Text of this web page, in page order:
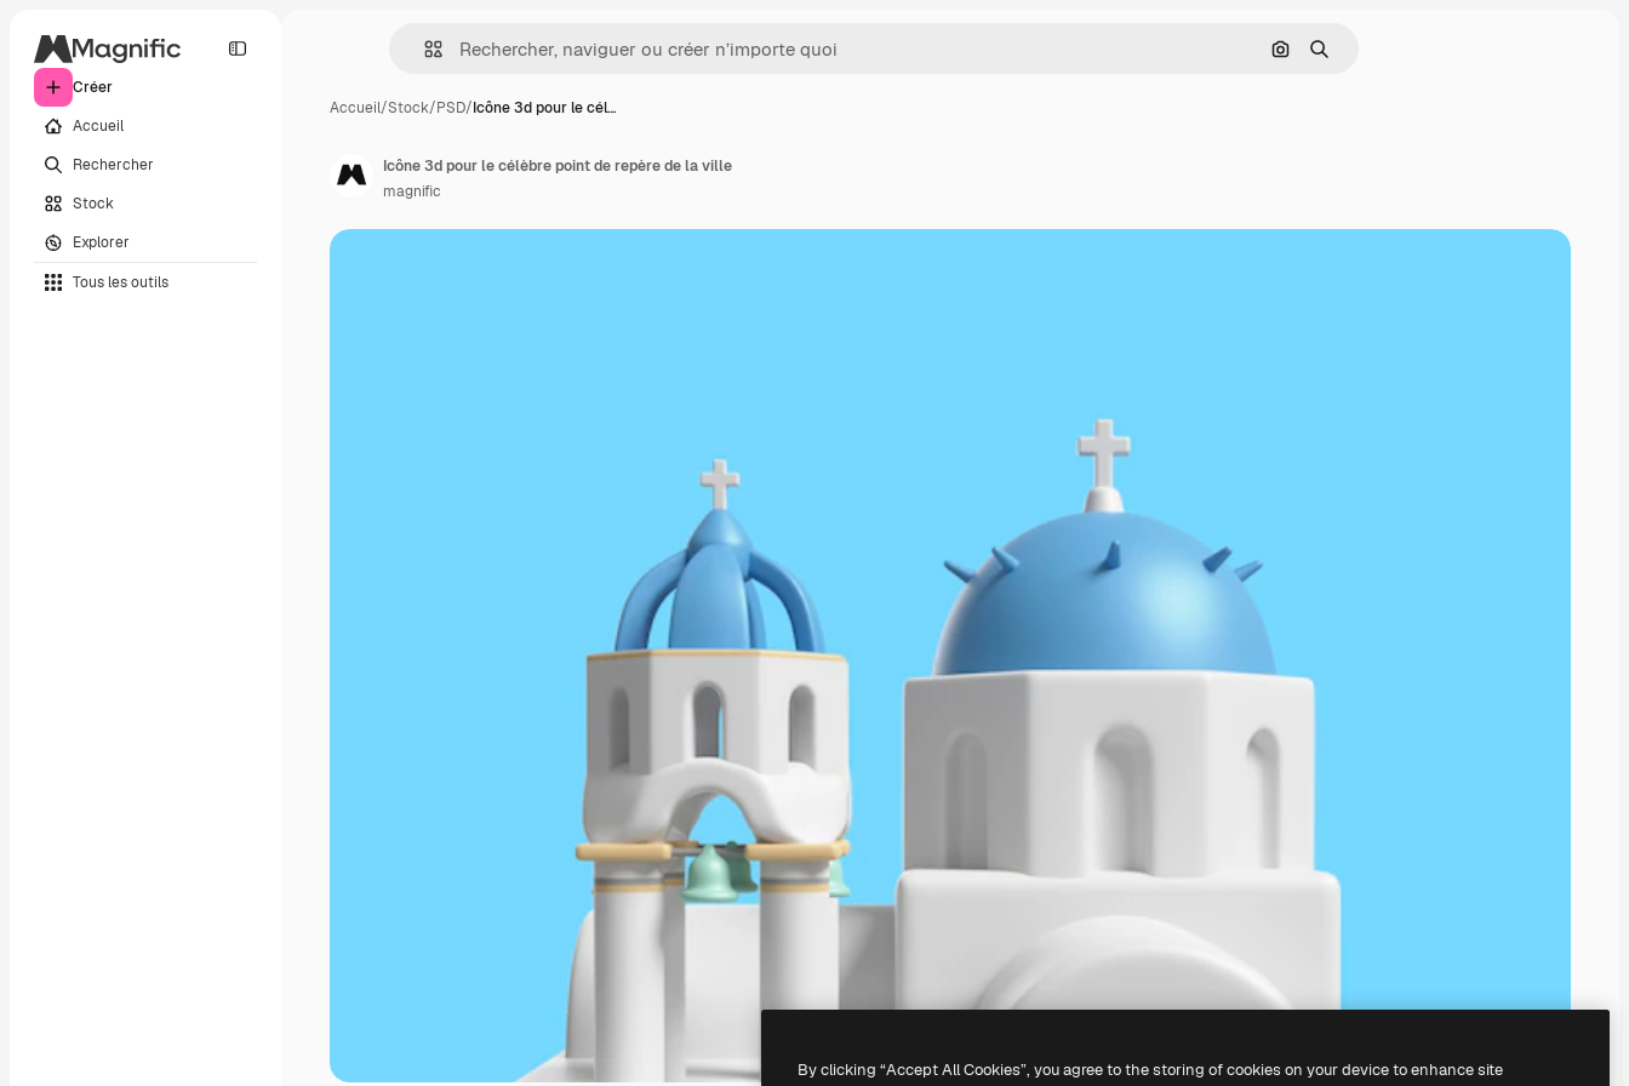
Créer
Accueil
Rechercher
Stock
Explorer
Tous les outils
Rechercher par image
Rechercher
Accueil/Stock/PSD/Icône 3d pour le cél…
Icône 3d pour le célèbre point de repère de la ville
magnific
By clicking “Accept All Cookies”, you agree to the storing of cookies on your device to enhance site